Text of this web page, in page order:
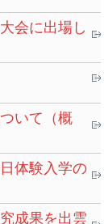
会に出場し
いて（概
体験入学の
成果を出雲